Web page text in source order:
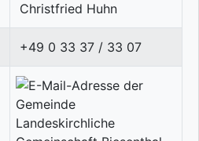
Christfried Huhn
+49 0 33 37 / 33 07